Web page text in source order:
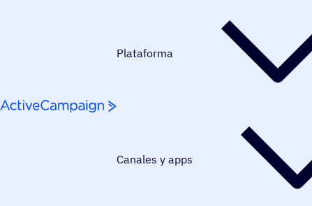
Plataforma
Canales y apps